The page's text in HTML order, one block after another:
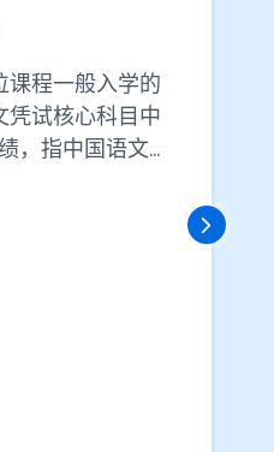
课程一般入学的
凭试核心科目中
，指中国语文科
3 级成绩，而
教育科则取得
」成绩，指中国